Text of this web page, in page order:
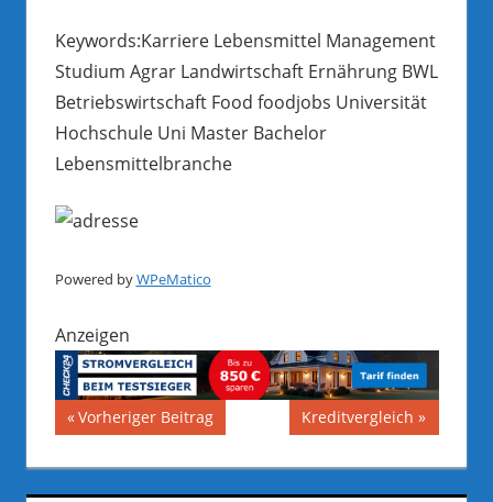
Keywords:Karriere Lebensmittel Management
Studium Agrar Landwirtschaft Ernährung BWL
Betriebswirtschaft Food foodjobs Universität
Hochschule Uni Master Bachelor
Lebensmittelbranche
Powered byWPeMatico
Anzeigen
Beitragsnavigation
Vorheriger
Beitrag:
Vorheriger Beitrag
Nächster
Beitrag:
Kreditvergleich